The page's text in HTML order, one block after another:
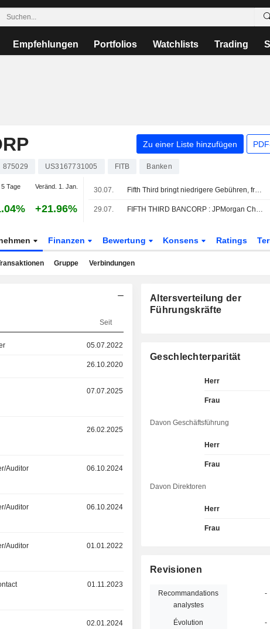
Empfehlungen Portfolios Watchlists Trading
Zu einer Liste hinzufügen
875029 US3167731005 FITB Banken
Tage Veränd. 1. Jan.
+21.96%
30.07. Fifth Third bringt niedrigere Gebühren, frühere Gehaltsgutschriften und neue Alltagsbanking-Vorteile für Comerica-Kunden
29.07. FIFTH THIRD BANCORP : JPMorgan Chase bekräftigt seine Kaufempfehlung
Finanzen Bewertung Konsens Ratings
Gruppe Verbindungen
Seit
05.07.2022
26.10.2020
07.07.2025
26.02.2025
Auditor 06.10.2024
Auditor 06.10.2024
Auditor 01.01.2022
01.11.2023
02.01.2024
Altersverteilung der
Führungskräfte
Geschlechterparität
Herr
Frau
Davon Geschäftsführung
Herr
Frau
Davon Direktoren
Herr
Frau
Revisionen
Recommandations
analystes
-
Évolution
-